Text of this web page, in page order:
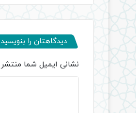
دیدگاهتان را بنویسید
نشانی ایمیل شما